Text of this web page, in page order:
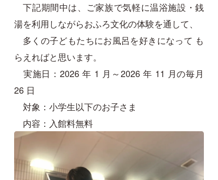
下記期間中は、ご家族で気軽に温浴施設・銭
湯を利用しながらおふろ文化の体験を通して、
多くの子どもたちにお風呂を好きになって も
らえればと思います。
実施日：2026 年 1 月～2026 年 11 月の毎月
26 日
対象：小学生以下のお子さま
内容：入館料無料